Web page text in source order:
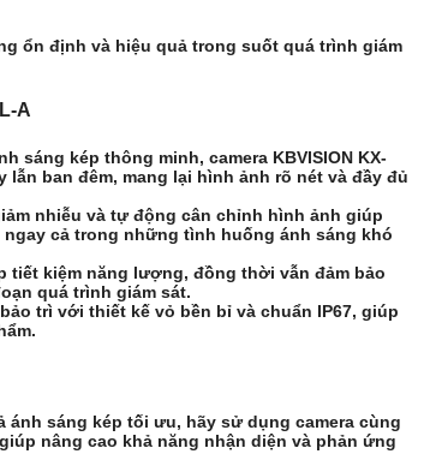
ổn định và hiệu quả trong suốt quá trình giám
A
sáng kép thông minh, camera KBVISION KX-
lẫn ban đêm, mang lại hình ảnh rõ nét và đầy đủ
nhiễu và tự động cân chỉnh hình ảnh giúp
cả trong những tình huống ánh sáng khó
tiết kiệm năng lượng, đồng thời vẫn đảm bảo
quá trình giám sát.
trì với thiết kế vỏ bền bỉ và chuẩn IP67, giúp
ánh sáng kép tối ưu, hãy sử dụng camera cùng
nâng cao khả năng nhận diện và phản ứng